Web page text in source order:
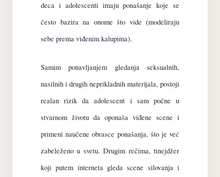
deca i adolescenti imaju ponašanje koje se
često bazira na onome što vide (modeliraju
sebe prema viđenim kalupima).
Samim ponavljanjem gledanja seksualnih,
nasilnih i drugih neprikladnih materijala, postoji
realan rizik da adolescent i sam počne u
stvarnom životu da oponaša viđene scene i
primeni naučene obrasce ponašanja, što je već
zabeleženo u svetu. Drugim rečima, tinejdžer
koji putem interneta gleda scene silovanja i